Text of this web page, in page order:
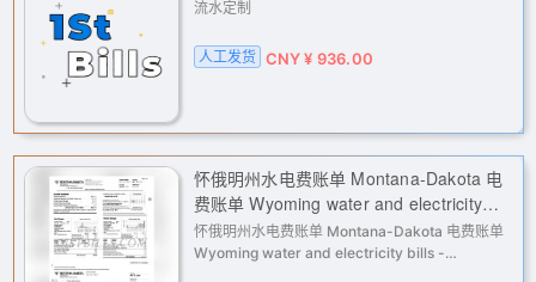
流水定制
人工发货 CNY ¥ 936.00
怀俄明州水电费账单 Montana-Dakota 电
费账单 Wyoming water and electricity
bills - Montana-Dakota electricity bills
怀俄明州水电费账单 Montana-Dakota 电费账单
Wyoming water and electricity bills -